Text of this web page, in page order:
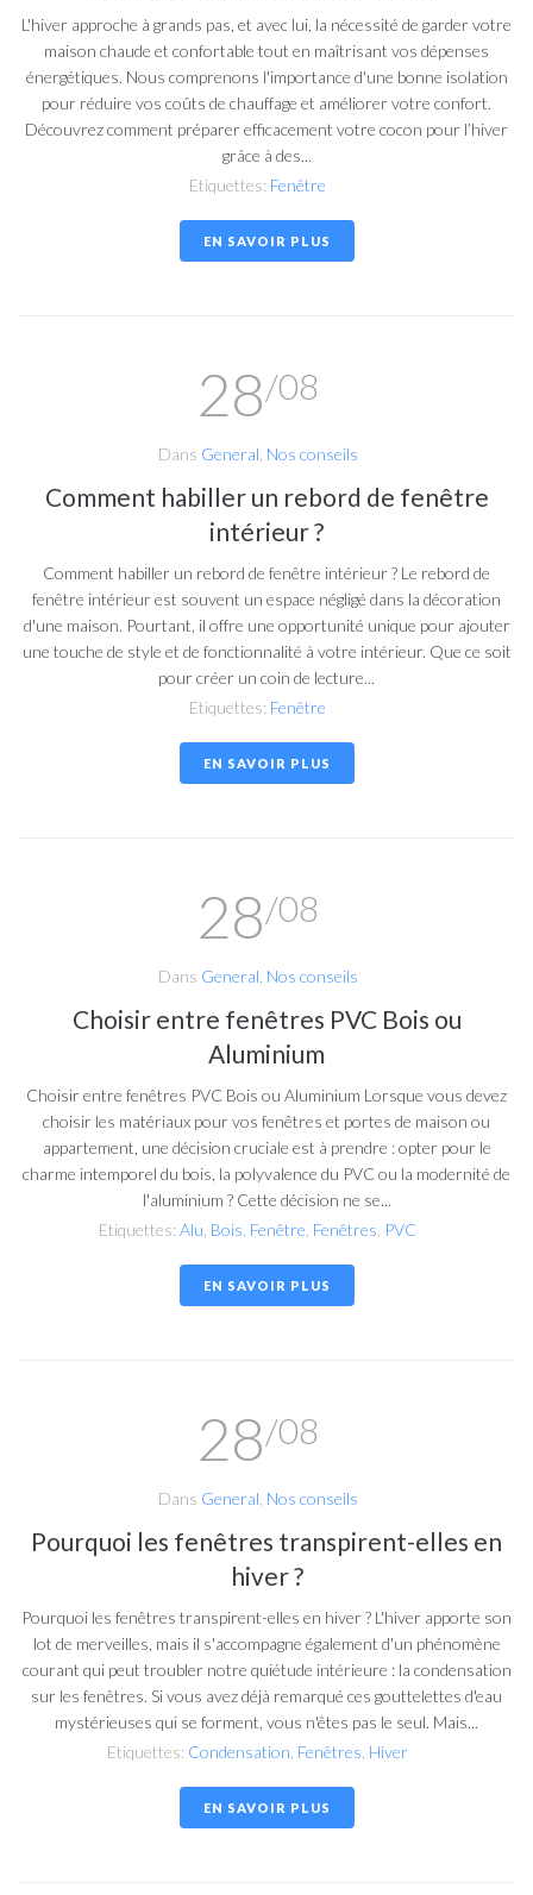
L'hiver approche à grands pas, et avec lui, la nécessité de garder votre
maison chaude et confortable tout en maîtrisant vos dépenses
énergétiques. Nous comprenons l'importance d'une bonne isolation
pour réduire vos coûts de chauffage et améliorer votre confort.
Découvrez comment préparer efficacement votre cocon pour l’hiver
grâce à des...
Etiquettes: Fenêtre
EN SAVOIR PLUS
28/08
Dans General Nos conseils
Comment habiller un rebord de fenêtre
intérieur ?
Comment habiller un rebord de fenêtre intérieur ? Le rebord de
fenêtre intérieur est souvent un espace négligé dans la décoration
d'une maison. Pourtant, il offre une opportunité unique pour ajouter
une touche de style et de fonctionnalité à votre intérieur. Que ce soit
pour créer un coin de lecture...
Etiquettes: Fenêtre
EN SAVOIR PLUS
28/08
Dans General Nos conseils
Choisir entre fenêtres PVC Bois ou
Aluminium
Choisir entre fenêtres PVC Bois ou Aluminium Lorsque vous devez
choisir les matériaux pour vos fenêtres et portes de maison ou
appartement, une décision cruciale est à prendre : opter pour le
charme intemporel du bois, la polyvalence du PVC ou la modernité de
l'aluminium ? Cette décision ne se...
Etiquettes: Alu Bois Fenêtre Fenêtres PVC
EN SAVOIR PLUS
28/08
Dans General Nos conseils
Pourquoi les fenêtres transpirent-elles en
hiver ?
Pourquoi les fenêtres transpirent-elles en hiver ? L'hiver apporte son
lot de merveilles, mais il s'accompagne également d'un phénomène
courant qui peut troubler notre quiétude intérieure : la condensation
sur les fenêtres. Si vous avez déjà remarqué ces gouttelettes d'eau
mystérieuses qui se forment, vous n'êtes pas le seul. Mais...
Etiquettes: Condensation Fenêtres Hiver
EN SAVOIR PLUS